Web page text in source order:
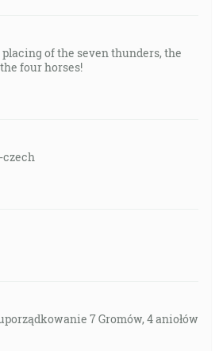
of the seven thunders, the
four horses!
czech
7 Gromów, 4 aniołów